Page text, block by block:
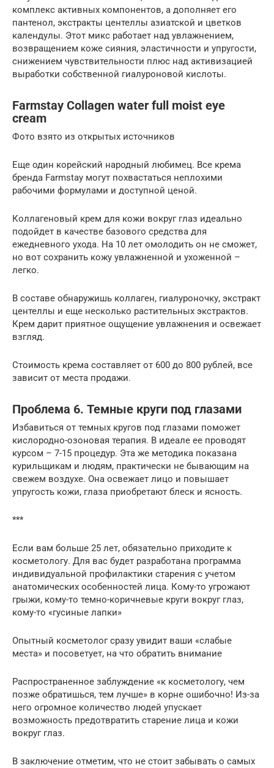
комплекс активных компонентов, а дополняет его
пантенол, экстракты центеллы азиатской и цветков
календулы. Этот микс работает над увлажнением,
возвращением коже сияния, эластичности и упругости,
снижением чувствительности плюс над активизацией
выработки собственной гиалуроновой кислоты.
Farmstay Collagen water full moist eye
cream
Фото взято из открытых источников
Еще один корейский народный любимец. Все крема
бренда Farmstay могут похвастаться неплохими
рабочими формулами и доступной ценой.
Коллагеновый крем для кожи вокруг глаз идеально
подойдет в качестве базового средства для
ежедневного ухода. На 10 лет омолодить он не сможет,
но вот сохранить кожу увлажненной и ухоженной –
легко.
В составе обнаружишь коллаген, гиалуроночку, экстракт
центеллы и еще несколько растительных экстрактов.
Крем дарит приятное ощущение увлажнения и освежает
взгляд.
Стоимость крема составляет от 600 до 800 рублей, все
зависит от места продажи.
Проблема 6. Темные круги под глазами
Избавиться от темных кругов под глазами поможет
кислородно-озоновая терапия. В идеале ее проводят
курсом – 7-15 процедур. Эта же методика показана
курильщикам и людям, практически не бывающим на
свежем воздухе. Она освежает лицо и повышает
упругость кожи, глаза приобретают блеск и ясность.
***
Если вам больше 25 лет, обязательно приходите к
косметологу. Для вас будет разработана программа
индивидуальной профилактики старения с учетом
анатомических особенностей лица. Кому-то угрожают
грыжи, кому-то темно-коричневые круги вокруг глаз,
кому-то «гусиные лапки»
Опытный косметолог сразу увидит ваши «слабые
места» и посоветует, на что обратить внимание
Распространенное заблуждение «к косметологу, чем
позже обратишься, тем лучше» в корне ошибочно! Из-за
него огромное количество людей упускает
возможность предотвратить старение лица и кожи
вокруг глаз.
В заключение отметим, что не стоит забывать о самых